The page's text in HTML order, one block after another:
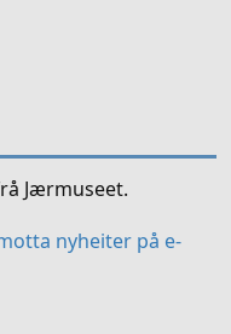
Jærmuseet.
nyheiter på e-